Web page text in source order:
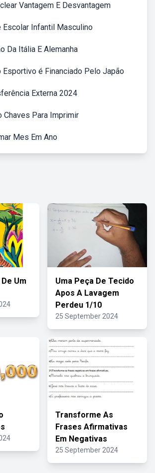
Vantagem E Desvantagem
Escolar Infantil Masculino
Da Itália E Alemanha
Esportivo é Financiado Pelo Japão
Externa 2024
Chaves Para Imprimir
Mes Em Ano
Um
Uma Peça De Tecido
Apos A Lavagem
Perdeu 1/10
25 September 2024
Transforme As
Frases Afirmativas
Em Negativas
25 September 2024